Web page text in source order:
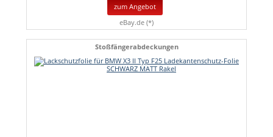
zum Angebot
eBay.de (*)
Stoßfängerabdeckungen